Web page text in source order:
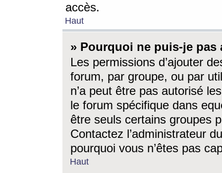
accès.
Haut
» Pourquoi ne puis-je
Les permissions d’ajouter
forum, par groupe, ou par
n’a peut être pas autorisé
le forum spécifique dans
être seuls certains groupes
Contactez l’administrateur
pourquoi vous n’êtes pas
Haut